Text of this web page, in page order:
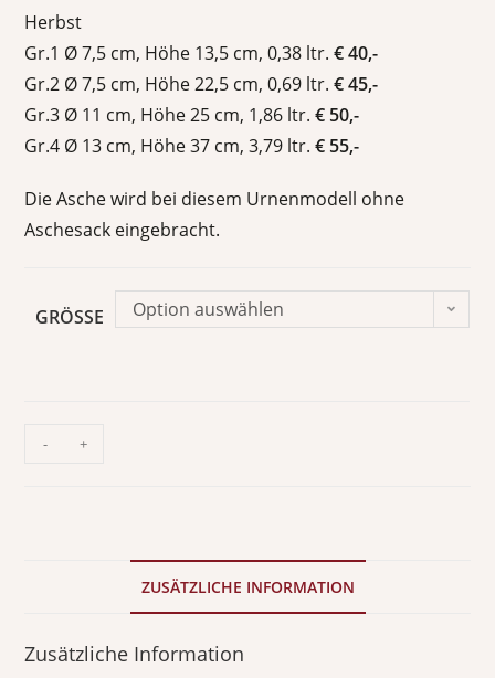
Herbst
Gr.1 Ø 7,5 cm, Höhe 13,5 cm, 0,38 ltr.€ 40,-
Gr.2 Ø 7,5 cm, Höhe 22,5 cm, 0,69 ltr.€ 45,-
Gr.3 Ø 11 cm, Höhe 25 cm, 1,86 ltr.€ 50,-
Gr.4 Ø 13 cm, Höhe 37 cm, 3,79 ltr.€ 55,-
Die Asche wird bei diesem Urnenmodell ohne
Aschesack eingebracht.
GRÖSSE Option auswählen
- +
ZUSÄTZLICHE INFORMATION
Zusätzliche Information